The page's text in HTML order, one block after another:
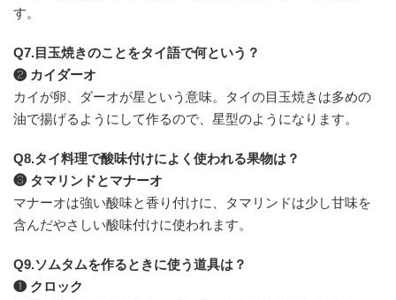
す。
Q7.目玉焼きのことをタイ語で何という？
❷ カイダーオ
カイが卵、ダーオが星という意味。タイの目玉焼きは多めの
油で揚げるようにして作るので、星型のようになります。
Q8.タイ料理で酸味付けによく使われる果物は？
❸ タマリンドとマナーオ
マナーオは強い酸味と香り付けに、タマリンドは少し甘味を
含んだやさしい酸味付けに使われます。
Q9.ソムタムを作るときに使う道具は？
❶ クロック